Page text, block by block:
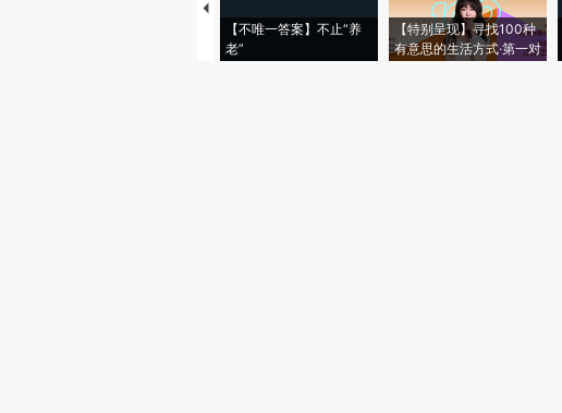
【不唯一答案】不止“养
老”
【特别呈现】寻找100种
有意思的生活方式·第一对